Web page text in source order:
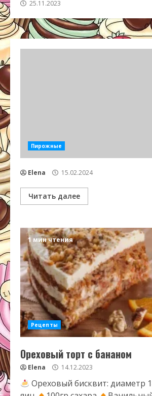
25.11.2023
Пирожные
Elena 15.02.2024
Читать далее
1 мин чтения
Рецепты
Ореховый торт с бананом
Elena 14.12.2023
Ореховый бисквит: диаметр